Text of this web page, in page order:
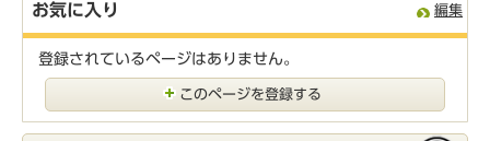
お気に入り 編集
登録されているページはありません。
このページを登録する